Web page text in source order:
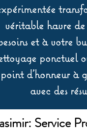
véritable havre
et à votre
ponctuel
point d’honneur à
avec des
Service